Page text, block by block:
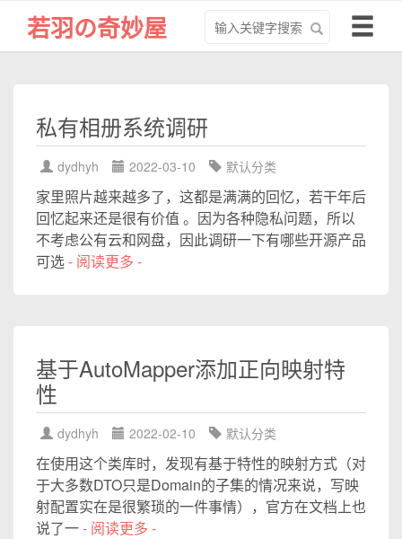
若羽の奇妙屋
关
导
航
切
私有相册系统调研
dydhyh 2022-03-10 默认分类
家里照片越来越多了，这都是满满的回忆，若干年后
回忆起来还是很有价值 。因为各种隐私问题，所以
不考虑公有云和网盘，因此调研一下有哪些开源产品
可选- 阅读更多 -
基于AutoMapper添加正向映射特
性
dydhyh 2022-02-10 默认分类
在使用这个类库时，发现有基于特性的映射方式（对
于大多数DTO只是Domain的子集的情况来说，写映
射配置实在是很繁琐的一件事情），官方在文档上也
说了一- 阅读更多 -